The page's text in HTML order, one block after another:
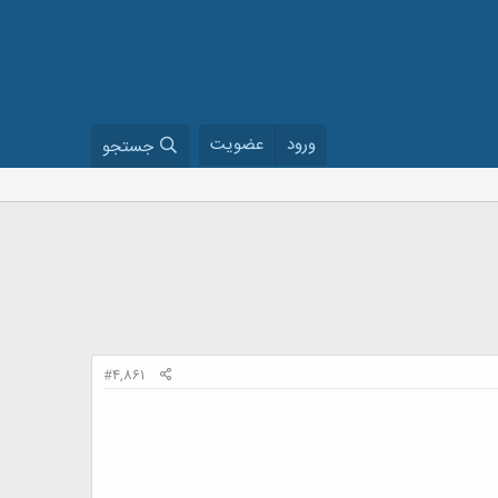
ورود عضویت جستجو
#4,861